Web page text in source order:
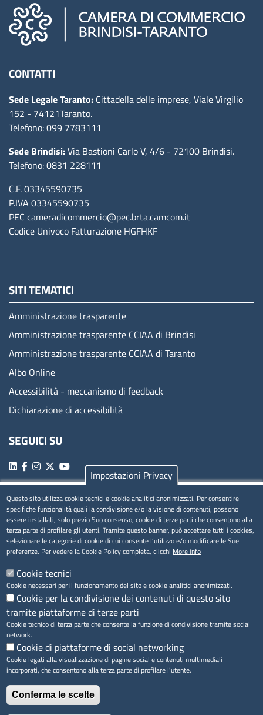
CONTATTI
Sede Legale Taranto: Cittadella delle imprese, Viale Virgilio
152 - 74121Taranto.
Telefono: 099 7783111
Sede Brindisi:Via Bastioni Carlo V, 4/6 - 72100 Brindisi.
Telefono: 0831 228111
C.F. 03345590735
P.IVA 03345590735
PEC cameradicommercio@pec.brta.camcom.it
Codice Univoco Fatturazione HGFHKF
SITI TEMATICI
Amministrazione trasparente
Amministrazione trasparente CCIAA di Brindisi
Amministrazione trasparente CCIAA di Taranto
Albo Online
Accessibilità - meccanismo di feedback
Dichiarazione di accessibilità
SEGUICI SU
MENÚ PRIVACY
Privacy
Cookie
Accesso riservato
Impostazioni Privacy
Questo sito utilizza cookie tecnici e cookie analitici anonimizzati. Per consentire
specifiche funzionalità quali la condivisione e/o la visione di contenuti, possono
essere installati, solo previo Suo consenso, cookie di terze parti che consentono alla
terza parte di profilare gli utenti. Tramite questo banner, può accettare tutti i cookies,
selezionare le categorie di cookie di cui consente l’utilizzo e/o modificare le Sue
preferenze. Per vedere la Cookie Policy completa, clicchi More info
Cookie tecnici
Cookie necessari per il funzionamento del sito e cookie analitici anonimizzati.
Cookie per la condivisione dei contenuti di questo sito
tramite piattaforme di terze parti
Cookie tecnico di terza parte che consente la funzione di condivisione tramite social
network.
Cookie di piattaforme di social networking
Cookie legati alla visualizzazione di pagine social e contenuti multimediali
incorporati, che consentono alla terza parte di profilare l'utente.
Conferma le scelte